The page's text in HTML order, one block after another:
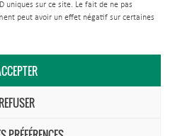
uniques sur ce site. Le fait de ne pas
peut avoir un effet négatif sur certaines
REFUSER